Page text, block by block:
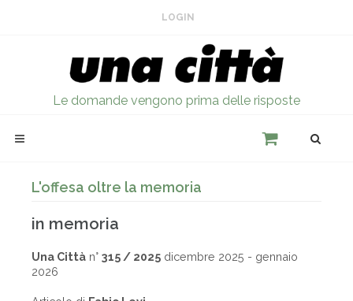
LOGIN
Le domande vengono prima delle risposte
L'offesa oltre la memoria
in memoria
Una Città n° 315 / 2025 dicembre 2025 - gennaio
2026